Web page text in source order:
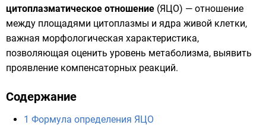
цитоплазматическое отношение (ЯЦО) — отношение
между площадями цитоплазмы и ядра живой клетки,
важная морфологическая характеристика,
позволяющая оценить уровень метаболизма, выявить
проявление компенсаторных реакций.
Содержание
1 Формула определения ЯЦО